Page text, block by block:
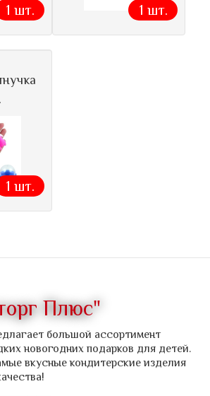
1 шт. 1 шт.
1 шт.
Плюс"
большой ассортимент
новогодних подарков для детей.
вкусные кондитерские изделия